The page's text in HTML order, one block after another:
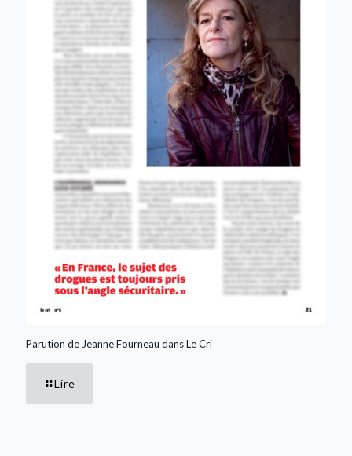
Parution de Jeanne Fourneau dans Le Cri
Lire